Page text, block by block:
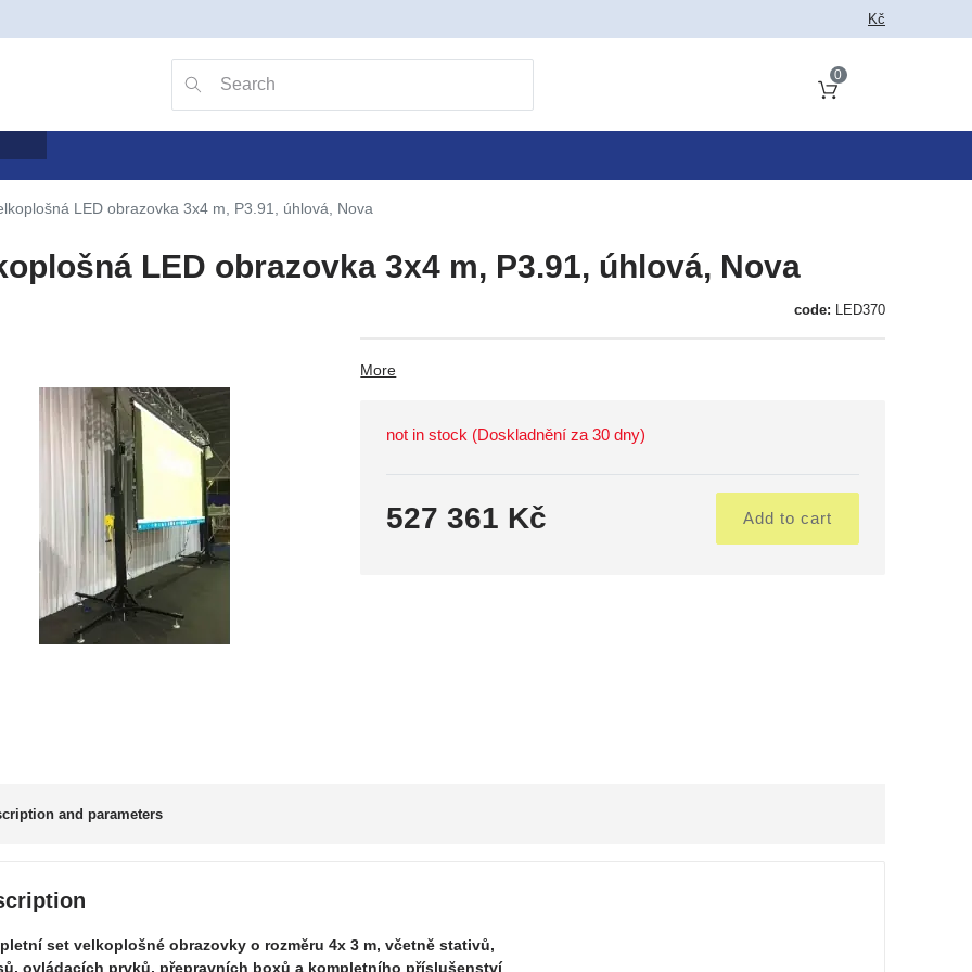
Kč
0
LED obrazovka 3x4 m, P3.91, úhlová, Nova
LED obrazovka 3x4 m, P3.91, úhlová, Nova
code: LED370
More
not in stock (Doskladnění za 30 dny)
527 361 Kč Add to cart
and parameters
set velkoplošné obrazovky o rozměru 4x 3 m, včetně stativů,
ovládacích prvků, přepravních boxů a kompletního příslušenství